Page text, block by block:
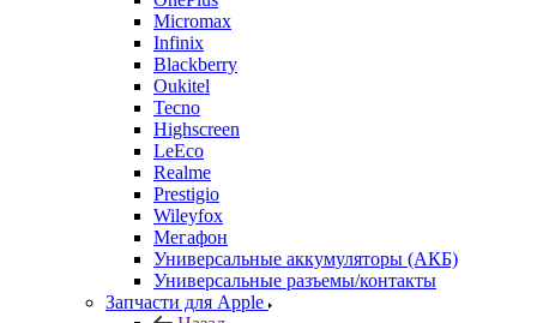
Micromax
Infinix
Blackberry
Oukitel
Tecno
Highscreen
LeEco
Realme
Prestigio
Wileyfox
Мегафон
Универсальные аккумуляторы (АКБ)
Универсальные разъемы/контакты
Запчасти для Apple